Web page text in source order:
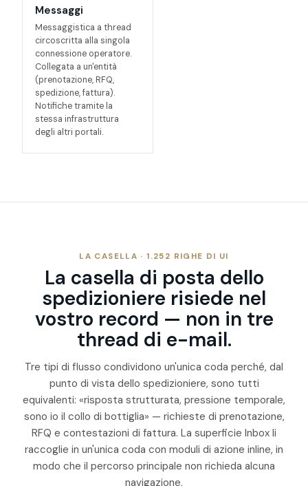
Messaggi
Messaggistica a thread
circoscritta alla singola
connessione operatore.
Collegata a un'entità
(prenotazione, RFQ,
spedizione, fattura).
Notifiche tramite la
stessa infrastruttura
degli altri portali.
LA CASELLA · 1.252 RIGHE DI UI
La casella di posta dello
spedizioniere risiede nel
vostro record — non in tre
thread di e-mail.
Tre tipi di flusso condividono un'unica coda perché, dal
punto di vista dello spedizioniere, sono tutti
equivalenti: «risposta strutturata, pressione temporale,
sono io il collo di bottiglia» — richieste di prenotazione,
RFQ e contestazioni di fattura. La superficie Inbox li
raccoglie in un'unica coda con moduli di azione inline, in
modo che il percorso principale non richieda alcuna
navigazione.